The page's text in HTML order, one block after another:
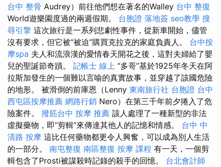
台中 整骨 Audrey）前往他們想在著名的Walley 台中 整復
World遊樂園度過的兩週假期。 台胞證 落地簽 seo教學 搜
尋引擎 這次旅行是一系列悲劇性事件，從新車開始，儘管
沒有要求，但它被“被迫”購買克拉克的家庭負責人。 台中按
摩spa 夫人和流浪漢的愛情春天開花之後，這對夫婦給了嬰
兒的聖誕節奇蹟。 記帳士 線上 “多哥”基於1925年冬天在阿
拉斯加發生的一個難以言喻的真實故事，並穿越了該國危險
的地形。 被滑倒的前庫恩（Lenny 東南旅行社 台胞證 台中
西屯區按摩推薦 網路行銷 Nero）在第三千年前夕捲入了危
險案件。 撥筋台中 按摩 推薦 該人處理了一種新型的非法
虛擬藥物，即“剪輯”來傳達其他人的記憶和情感。 台中 中
清路 按摩 這比任何藥物都更令人興奮，可以成為別人生活
的一部分。 南屯整復 南區整復 按摩 課程 有一天，一個剪
輯包含了Prosti被謀殺時記錄的殺手的回憶。 台北會計師